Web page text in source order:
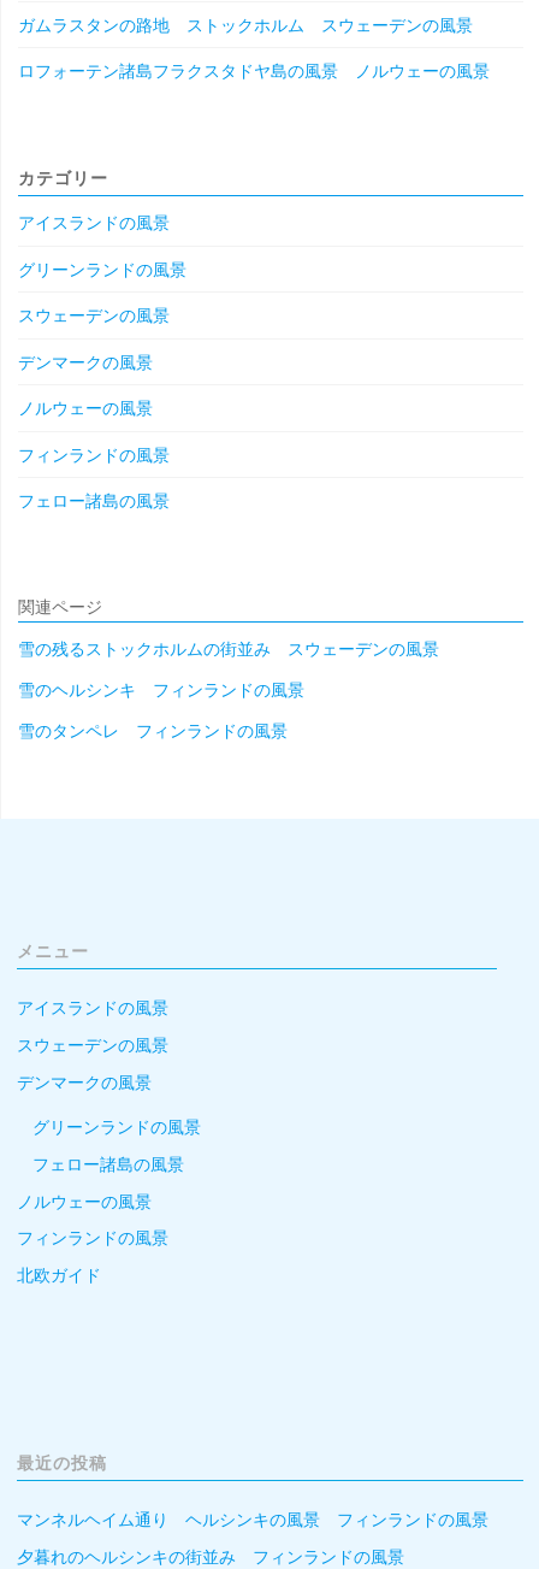
ガムラスタンの路地 ストックホルム スウェーデンの風景
ロフォーテン諸島フラクスタドヤ島の風景 ノルウェーの風景
カテゴリー
アイスランドの風景
グリーンランドの風景
スウェーデンの風景
デンマークの風景
ノルウェーの風景
フィンランドの風景
フェロー諸島の風景
関連ページ
雪の残るストックホルムの街並み スウェーデンの風景
雪のヘルシンキ フィンランドの風景
雪のタンペレ フィンランドの風景
メニュー
アイスランドの風景
スウェーデンの風景
デンマークの風景
グリーンランドの風景
フェロー諸島の風景
ノルウェーの風景
フィンランドの風景
北欧ガイド
最近の投稿
マンネルヘイム通り ヘルシンキの風景 フィンランドの風景
夕暮れのヘルシンキの街並み フィンランドの風景